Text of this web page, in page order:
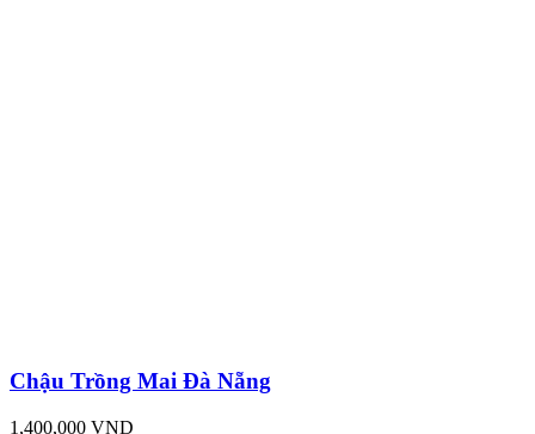
Chậu Trồng Mai Đà Nẵng
1,400,000 VND